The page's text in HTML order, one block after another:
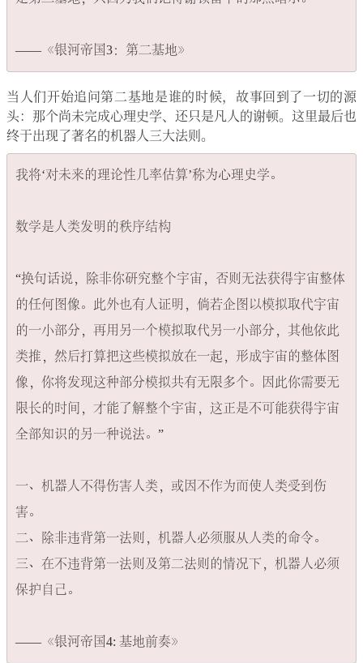
当人们开始追问第二基地是谁的时候，故事回到了一切的源
头：那个尚未完成心理史学、还只是凡人的谢顿。这里最后也
终于出现了著名的机器人三大法则。
我将‘对未来的理论性几率估算’称为心理史学。
数学是人类发明的秩序结构
“换句话说，除非你研究整个宇宙，否则无法获得宇宙整体
的任何图像。此外也有人证明，倘若企图以模拟取代宇宙
的一小部分，再用另一个模拟取代另一小部分，其他依此
类推，然后打算把这些模拟放在一起，形成宇宙的整体图
像，你将发现这种部分模拟共有无限多个。因此你需要无
限长的时间，才能了解整个宇宙，这正是不可能获得宇宙
全部知识的另一种说法。”
一、机器人不得伤害人类，或因不作为而使人类受到伤
害。
二、除非违背第一法则，机器人必须服从人类的命令。
三、在不违背第一法则及第二法则的情况下，机器人必须
保护自己。